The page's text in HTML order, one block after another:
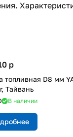
p
топливная D8 мм
Тайвань
В наличии